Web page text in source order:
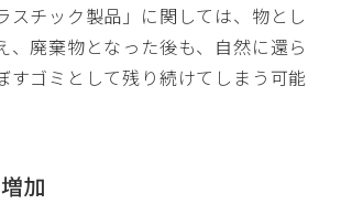
スチック製品」に関しては、物とし
、廃棄物となった後も、自然に還ら
すゴミとして残り続けてしまう可能
加